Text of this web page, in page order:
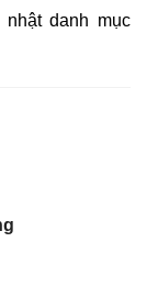
nhật danh mục